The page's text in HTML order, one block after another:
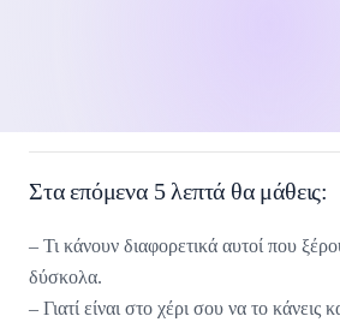
Στα επόμενα 5 λεπτά θα μάθεις:
– Τι κάνουν διαφορετικά αυτοί που
δύσκολα.
– Γιατί είναι στο χέρι σου να το κάνεις